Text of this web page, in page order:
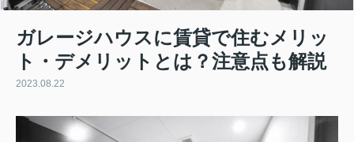
ガレージハウスに賃貸で住むメリッ
ト・デメリットとは？注意点も解説
2023.08.22